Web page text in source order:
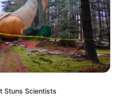
pero también
cariño que su madre le
por estudiar.
Stuns Scientists